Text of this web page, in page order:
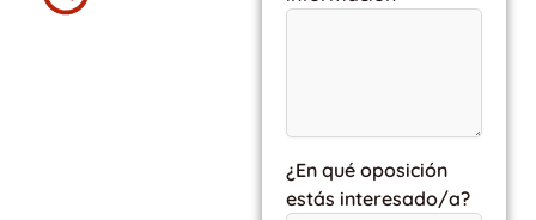
¿En qué oposición
estás interesado/a?